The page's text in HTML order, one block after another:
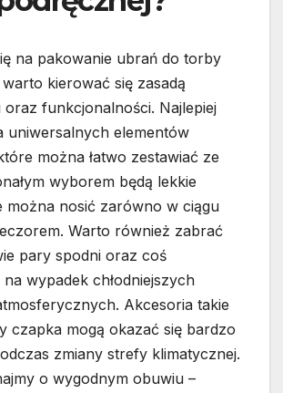
na pakowanie ubrań do torby
kierować się zasadą
oraz funkcjonalności. Najlepiej
uniwersalnych elementów
można łatwo zestawiać ze
wyborem będą lekkie
można nosić zarówno w ciągu
Warto również zabrać
pary spodni oraz coś
wypadek chłodniejszych
Akcesoria takie
czapka mogą okazać się bardzo
zmiany strefy klimatycznej.
o wygodnym obuwiu –